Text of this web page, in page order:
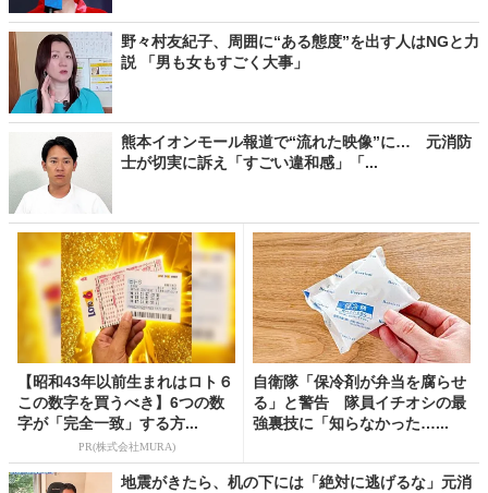
野々村友紀子、周囲に“ある態度”を出す人はNGと力
説 「男も女もすごく大事」
熊本イオンモール報道で“流れた映像”に… 元消防
士が切実に訴え「すごい違和感」「...
【昭和43年以前生まれはロト６
この数字を買うべき】6つの数
字が「完全一致」する方...
PR(株式会社MURA)
自衛隊「保冷剤が弁当を腐らせ
る」と警告 隊員イチオシの最
強裏技に「知らなかった…...
地震がきたら、机の下には「絶対に逃げるな」元消